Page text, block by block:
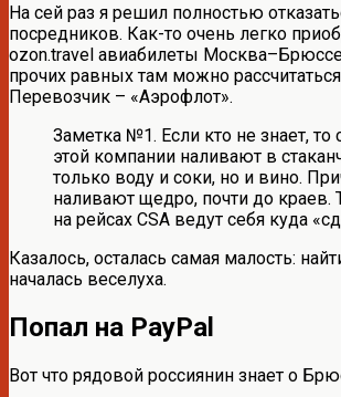
На сей раз я решил полностью
посредников. Как-то очень легко
ozon.travel авиабилеты
прочих равных там можно
Перевозчик – «Аэрофлот».
Заметка №1. Если кто не знает,
этой компании наливают в
только воду и соки, но и вино.
наливают щедро, почти до краев.
на рейсах CSA ведут себя куда
Казалось, осталась самая малость:
началась веселуха.
Попал на PayPal
Вот что рядовой россиянин знает о